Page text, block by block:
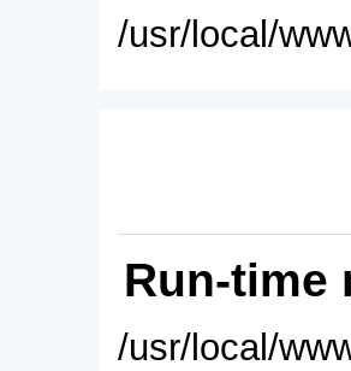
/usr/local/
Run-time
/usr/local/